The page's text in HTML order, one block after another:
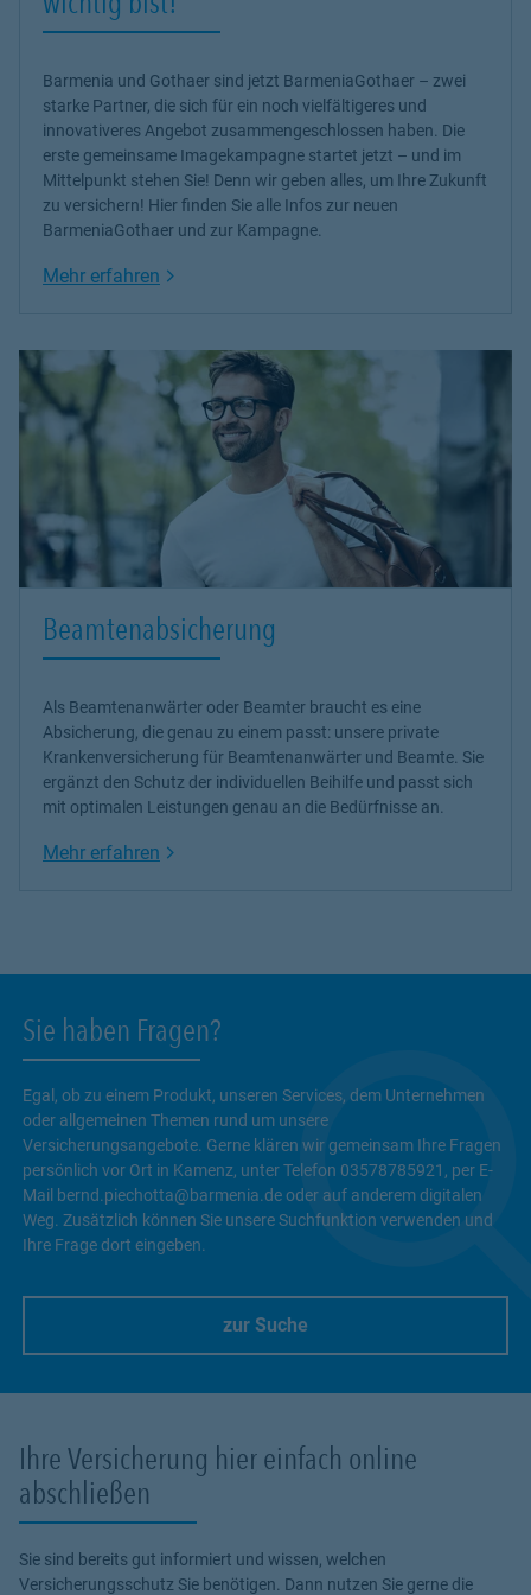
Barmenia und Gothaer sind jetzt BarmeniaGothaer – zwei
starke Partner, die sich für ein noch vielfältigeres und
innovativeres Angebot zusammengeschlossen haben. Die
erste gemeinsame Imagekampagne startet jetzt – und im
Mittelpunkt stehen Sie! Denn wir geben alles, um Ihre Zukunft
zu versichern! Hier finden Sie alle Infos zur neuen
BarmeniaGothaer und zur Kampagne.
Mehr erfahren Link Opens in New Tab
Beamtenabsicherung
Als Beamtenanwärter oder Beamter braucht es eine
Absicherung, die genau zu einem passt: unsere private
Krankenversicherung für Beamtenanwärter und Beamte. Sie
ergänzt den Schutz der individuellen Beihilfe und passt sich
mit optimalen Leistungen genau an die Bedürfnisse an.
Mehr erfahren Link Opens in New Tab
Sie haben Fragen?
Egal, ob zu einem Produkt, unseren Services, dem Unternehmen
oder allgemeinen Themen rund um unsere
Versicherungsangebote. Gerne klären wir gemeinsam Ihre Fragen
persönlich vor Ort in Kamenz, unter Telefon 03578785921, per E-
Mail bernd.piechotta@barmenia.de oder auf anderem digitalen
Weg. Zusätzlich können Sie unsere Suchfunktion verwenden und
Ihre Frage dort eingeben.
zur Suche
Ihre Versicherung hier einfach online
abschließen
Sie sind bereits gut informiert und wissen, welchen
Versicherungsschutz Sie benötigen. Dann nutzen Sie gerne die